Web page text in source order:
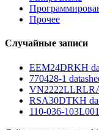
Прочее
Случайные записи
EEM24DRKH
770428-1
RSA30DTKH
110-036-